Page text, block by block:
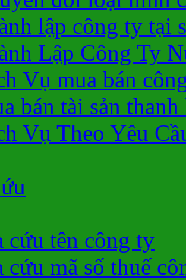
lập công ty tại
Lập Công Ty
Vụ mua bán
bán tài sản
Vụ Theo Yêu
cứu tên công ty
cứu mã số thuế